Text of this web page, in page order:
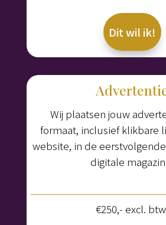
Dit wil ik!
Wij plaatsen jouw
formaat, inclusief klikbare
website, in de
digitale
€250,- excl.